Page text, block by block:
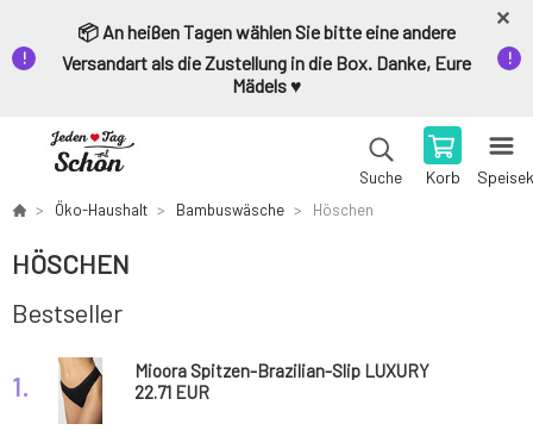
📦 An heißen Tagen wählen Sie bitte eine andere
Versandart als die Zustellung in die Box. Danke, Eure
Mädels ♥️
Suche Korb
Öko-Haushalt Bambuswäsche Höschen
HÖSCHEN
Bestseller
1.
Mioora Spitzen-Brazilian-Slip LUXURY
22.71 EUR